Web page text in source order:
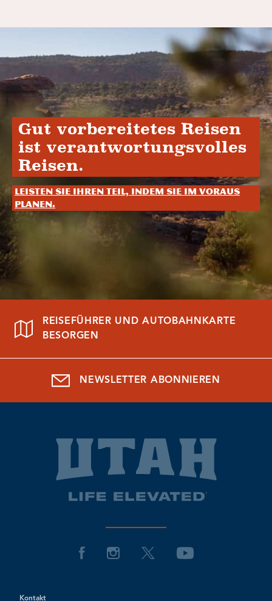
Gut vorbereitetes Reisen
ist verantwortungsvolles
Reisen.
Leisten Sie Ihren Teil, indem Sie im Voraus
planen.
REISEFÜHRER UND AUTOBAHNKARTE
BESORGEN
NEWSLETTER ABONNIEREN
Kontakt